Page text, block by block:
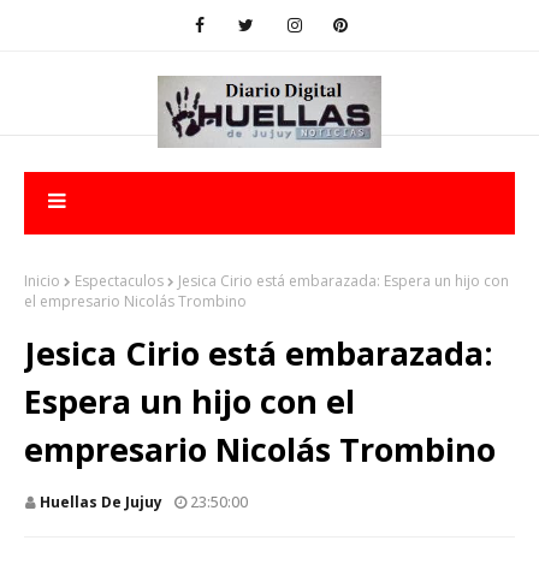
Inicio Espectaculos
Jesica Cirio está embarazada: Espera un hijo con
el empresario Nicolás Trombino
Jesica Cirio está embarazada:
Espera un hijo con el
empresario Nicolás Trombino
Huellas De Jujuy 23:50:00